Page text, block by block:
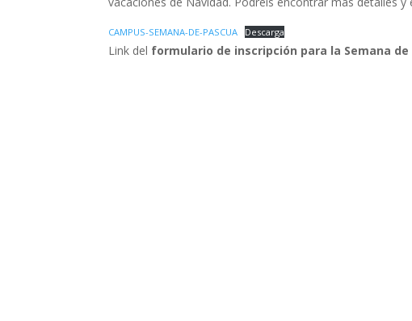
CAMPUS-SEMANA-DE-PASCUA Descarga
Link del formulario de inscripción para la Semana de